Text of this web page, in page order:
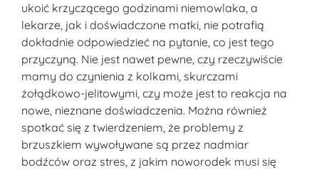
ukoić krzyczącego godzinami niemowlaka, a
lekarze, jak i doświadczone matki, nie potrafią
dokładnie odpowiedzieć na pytanie, co jest tego
przyczyną. Nie jest nawet pewne, czy rzeczywiście
mamy do czynienia z kolkami, skurczami
żołądkowo-jelitowymi, czy może jest to reakcja na
nowe, nieznane doświadczenia. Można również
spotkać się z twierdzeniem, że problemy z
brzuszkiem wywoływane są przez nadmiar
bodźców oraz stres, z jakim noworodek musi się